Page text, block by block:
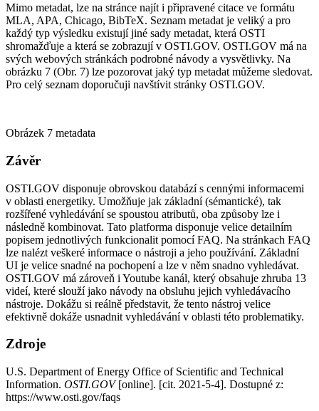
Mimo metadat, lze na stránce najít i připravené citace ve formátu
MLA, APA, Chicago, BibTeX. Seznam metadat je veliký a pro
každý typ výsledku existují jiné sady metadat, která OSTI
shromažďuje a která se zobrazují v OSTI.GOV. OSTI.GOV má na
svých webových stránkách podrobné návody a vysvětlivky. Na
obrázku 7 (Obr. 7) lze pozorovat jaký typ metadat můžeme sledovat.
Pro celý seznam doporučuji navštívit stránky OSTI.GOV.
Obrázek 7 metadata
Závěr
OSTI.GOV disponuje obrovskou databází s cennými informacemi
v oblasti energetiky. Umožňuje jak základní (sémantické), tak
rozšířené vyhledávání se spoustou atributů, oba způsoby lze i
následně kombinovat. Tato platforma disponuje velice detailním
popisem jednotlivých funkcionalit pomocí FAQ. Na stránkach FAQ
lze nalézt veškeré informace o nástroji a jeho používání. Základní
UI je velice snadné na pochopení a lze v něm snadno vyhledávat.
OSTI.GOV má zároveň i Youtube kanál, který obsahuje zhruba 13
videí, které slouží jako návody na obsluhu jejich vyhledávacího
nástroje. Dokážu si reálně představit, že tento nástroj velice
efektivně dokáže usnadnit vyhledávání v oblasti této problematiky.
Zdroje
U.S. Department of Energy Office of Scientific and Technical
Information. OSTI.GOV[online]. [cit. 2021-5-4]. Dostupné z:
https://www.osti.gov/faqs